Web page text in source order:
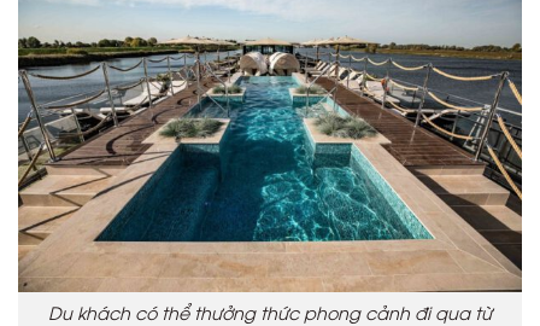
Du khách có thể thưởng thức phong cảnh đi qua từ